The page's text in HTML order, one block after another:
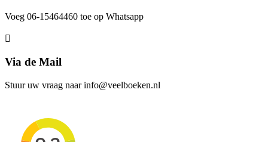
Voeg 06-15464460 toe op Whatsapp
Via de Mail
Stuur uw vraag naar info@veelboeken.nl